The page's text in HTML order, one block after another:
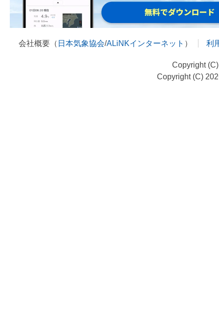
会社概要（ 日本気象協会/ALiNKインターネット ） 利
Copyright
Copyright (C)